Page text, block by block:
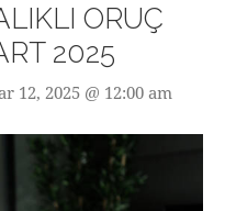
ORUÇ
2025
12, 2025 @ 12:00 am